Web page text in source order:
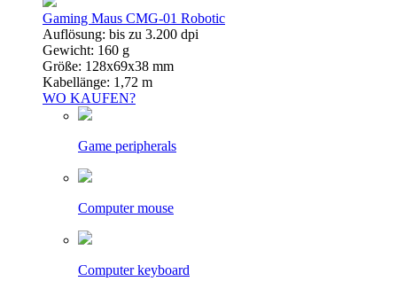
Gaming Maus CMG-01 Robotic
Auflösung: bis zu 3.200 dpi
Gewicht: 160 g
Größe: 128x69x38 mm
Kabellänge: 1,72 m
WO KAUFEN?
Game peripherals
Computer mouse
Computer keyboard